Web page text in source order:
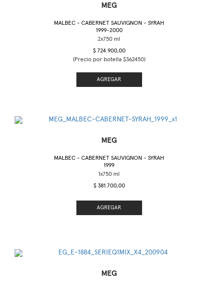
MEG
MALBEC - CABERNET SAUVIGNON - SYRAH
1999-2000
$ 724.900,00
(Precio por botella $362450)
AGREGAR
MEG
MALBEC - CABERNET SAUVIGNON - SYRAH
1999
$ 381.700,00
AGREGAR
MEG